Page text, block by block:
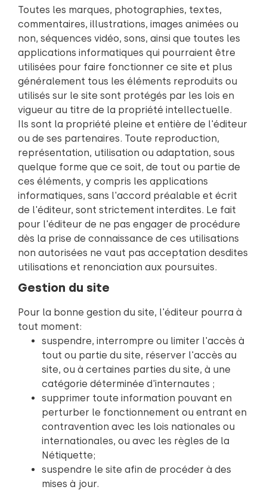
Toutes les marques, photographies, textes,
commentaires, illustrations, images animées ou
non, séquences vidéo, sons, ainsi que toutes les
applications informatiques qui pourraient être
utilisées pour faire fonctionner ce site et plus
généralement tous les éléments reproduits ou
utilisés sur le site sont protégés par les lois en
vigueur au titre de la propriété intellectuelle.
Ils sont la propriété pleine et entière de l'éditeur
ou de ses partenaires. Toute reproduction,
représentation, utilisation ou adaptation, sous
quelque forme que ce soit, de tout ou partie de
ces éléments, y compris les applications
informatiques, sans l'accord préalable et écrit
de l'éditeur, sont strictement interdites. Le fait
pour l'éditeur de ne pas engager de procédure
dès la prise de connaissance de ces utilisations
non autorisées ne vaut pas acceptation desdites
utilisations et renonciation aux poursuites.
Gestion du site
Pour la bonne gestion du site, l'éditeur pourra à
tout moment:
suspendre, interrompre ou limiter l'accès à
tout ou partie du site, réserver l'accès au
site, ou à certaines parties du site, à une
catégorie déterminée d'internautes ;
supprimer toute information pouvant en
perturber le fonctionnement ou entrant en
contravention avec les lois nationales ou
internationales, ou avec les règles de la
Nétiquette;
suspendre le site afin de procéder à des
mises à jour.